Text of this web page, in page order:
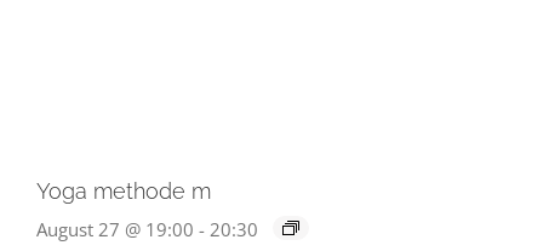
Yoga methode m
August 27 @ 19:00 - 20:30